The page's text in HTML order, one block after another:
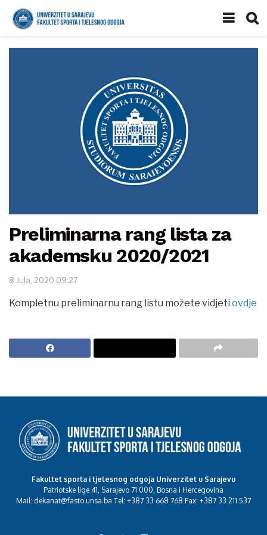
Preliminarna rang lista za
akademsku 2020/2021
8 Jula, 2020 09:27
Kompletnu preliminarnu rang listu možete vidjeti ovdje
Fakultet sporta i tjelesnog odgoja Univerzitet u Sarajevu
Patriotske lige 41, Sarajevo 71 000, Bosna i Hercegovina
Mail: dekanat@fasto.unsa.ba Tel: +387 33 668 768 Fax: +387 33 211 537